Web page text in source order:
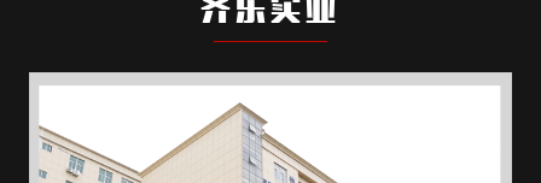
齐乐实业